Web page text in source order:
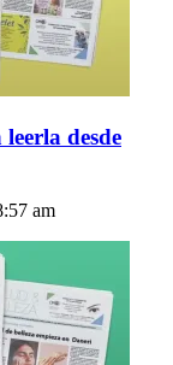
desde
am